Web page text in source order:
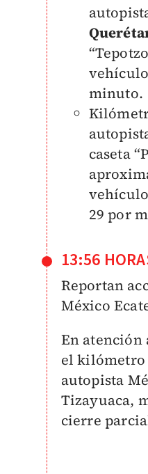
minuto.
caseta
29 por
13:56
Reportan
México
En atención
el kilómetro
autopista
Tizayuaca,
cierre